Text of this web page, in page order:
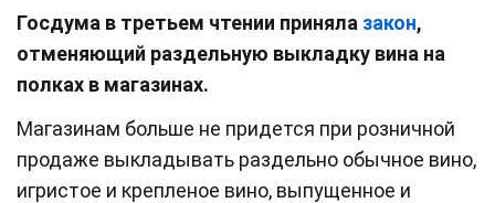
Госдума в третьем чтении приняла закон,
отменяющий раздельную выкладку вина на
полках в магазинах.
Магазинам больше не придется при розничной
продаже выкладывать раздельно обычное вино,
игристое и крепленое вино, выпущенное и